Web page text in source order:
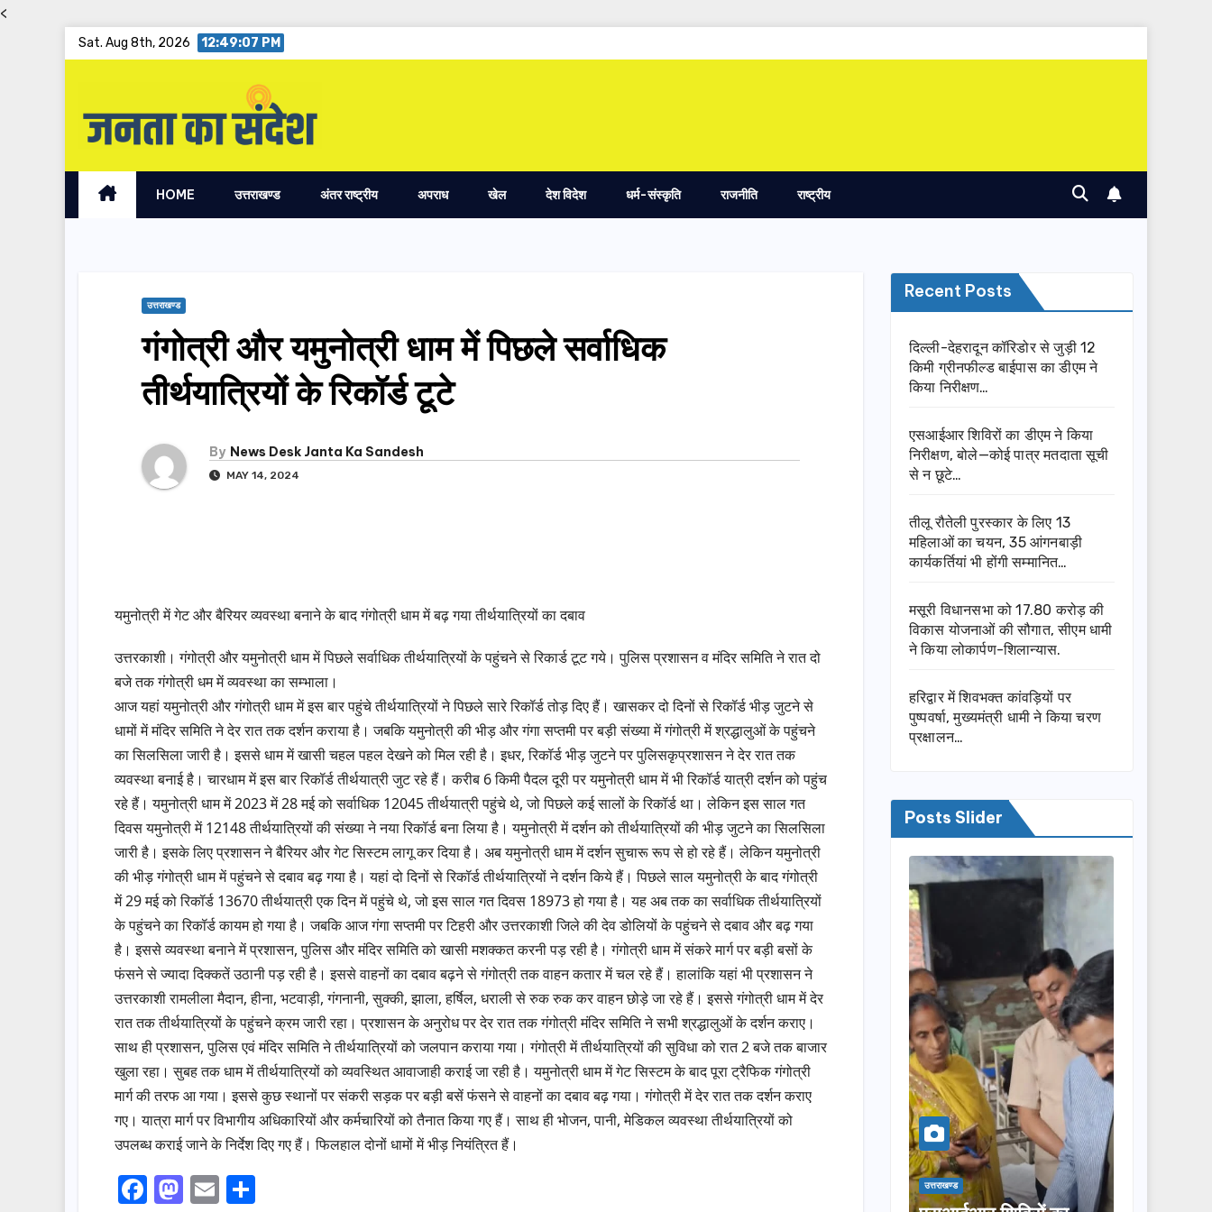
<
Sat. Aug 8th, 2026 12:49:08 PM
HOME उत्तराखण्ड अंतर राष्ट्रीय अपराध खेल देश विदेश धर्म-संस्कृति राजनीति राष्ट्रीय
उत्तराखण्ड
गंगोत्री और यमुनोत्री धाम में पिछले सर्वाधिक
तीर्थयात्रियों के रिकॉर्ड टूटे
By News Desk Janta Ka Sandesh
MAY 14, 2024
यमुनोत्री में गेट और बैरियर व्यवस्था बनाने के बाद गंगोत्री धाम में बढ़ गया तीर्थयात्रियों का दबाव
उत्तरकाशी। गंगोत्री और यमुनोत्री धाम में पिछले सर्वाधिक तीर्थयात्रियों के पहुंचने से रिकार्ड टूट गये। पुलिस प्रशासन व मंदिर समिति ने रात दो
बजे तक गंगोत्री धम में व्यवस्था का सम्भाला।
आज यहां यमुनोत्री और गंगोत्री धाम में इस बार पहुंचे तीर्थयात्रियों ने पिछले सारे रिकॉर्ड तोड़ दिए हैं। खासकर दो दिनों से रिकॉर्ड भीड़ जुटने से
धामों में मंदिर समिति ने देर रात तक दर्शन कराया है। जबकि यमुनोत्री की भीड़ और गंगा सप्तमी पर बड़ी संख्या में गंगोत्री में श्रद्धालुओं के पहुंचने
का सिलसिला जारी है। इससे धाम में खासी चहल पहल देखने को मिल रही है। इधर, रिकॉर्ड भीड़ जुटने पर पुलिसकृप्रशासन ने देर रात तक
व्यवस्था बनाई है। चारधाम में इस बार रिकॉर्ड तीर्थयात्री जुट रहे हैं। करीब 6 किमी पैदल दूरी पर यमुनोत्री धाम में भी रिकॉर्ड यात्री दर्शन को पहुंच
रहे हैं। यमुनोत्री धाम में 2023 में 28 मई को सर्वाधिक 12045 तीर्थयात्री पहुंचे थे, जो पिछले कई सालों के रिकॉर्ड था। लेकिन इस साल गत
दिवस यमुनोत्री में 12148 तीर्थयात्रियों की संख्या ने नया रिकॉर्ड बना लिया है। यमुनोत्री में दर्शन को तीर्थयात्रियों की भीड़ जुटने का सिलसिला
जारी है। इसके लिए प्रशासन ने बैरियर और गेट सिस्टम लागू कर दिया है। अब यमुनोत्री धाम में दर्शन सुचारू रूप से हो रहे हैं। लेकिन यमुनोत्री
की भीड़ गंगोत्री धाम में पहुंचने से दबाव बढ़ गया है। यहां दो दिनों से रिकॉर्ड तीर्थयात्रियों ने दर्शन किये हैं। पिछले साल यमुनोत्री के बाद गंगोत्री
में 29 मई को रिकॉर्ड 13670 तीर्थयात्री एक दिन में पहुंचे थे, जो इस साल गत दिवस 18973 हो गया है। यह अब तक का सर्वाधिक तीर्थयात्रियों
के पहुंचने का रिकॉर्ड कायम हो गया है। जबकि आज गंगा सप्तमी पर टिहरी और उत्तरकाशी जिले की देव डोलियों के पहुंचने से दबाव और बढ़ गया
है। इससे व्यवस्था बनाने में प्रशासन, पुलिस और मंदिर समिति को खासी मशक्कत करनी पड़ रही है। गंगोत्री धाम में संकरे मार्ग पर बड़ी बसों के
फंसने से ज्यादा दिक्कतें उठानी पड़ रही है। इससे वाहनों का दबाव बढ़ने से गंगोत्री तक वाहन कतार में चल रहे हैं। हालांकि यहां भी प्रशासन ने
उत्तरकाशी रामलीला मैदान, हीना, भटवाड़ी, गंगनानी, सुक्की, झाला, हर्षिल, धराली से रुक रुक कर वाहन छोड़े जा रहे हैं। इससे गंगोत्री धाम में देर
रात तक तीर्थयात्रियों के पहुंचने क्रम जारी रहा। प्रशासन के अनुरोध पर देर रात तक गंगोत्री मंदिर समिति ने सभी श्रद्धालुओं के दर्शन कराए।
साथ ही प्रशासन, पुलिस एवं मंदिर समिति ने तीर्थयात्रियों को जलपान कराया गया। गंगोत्री में तीर्थयात्रियों की सुविधा को रात 2 बजे तक बाजार
खुला रहा। सुबह तक धाम में तीर्थयात्रियों को व्यवस्थित आवाजाही कराई जा रही है। यमुनोत्री धाम में गेट सिस्टम के बाद पूरा ट्रैफिक गंगोत्री
मार्ग की तरफ आ गया। इससे कुछ स्थानों पर संकरी सड़क पर बड़ी बसें फंसने से वाहनों का दबाव बढ़ गया। गंगोत्री में देर रात तक दर्शन कराए
गए। यात्रा मार्ग पर विभागीय अधिकारियों और कर्मचारियों को तैनात किया गए हैं। साथ ही भोजन, पानी, मेडिकल व्यवस्था तीर्थयात्रियों को
उपलब्ध कराई जाने के निर्देश दिए गए हैं। फिलहाल दोनों धामों में भीड़ नियंत्रित हैं।
F
M E
Recent Posts
दिल्ली-देहरादून कॉरिडोर से जुड़ी 12
किमी ग्रीनफील्ड बाईपास का डीएम ने
किया निरीक्षण…
एसआईआर शिविरों का डीएम ने किया
निरीक्षण, बोले—कोई पात्र मतदाता सूची
से न छूटे…
तीलू रौतेली पुरस्कार के लिए 13
महिलाओं का चयन, 35 आंगनबाड़ी
कार्यकर्तियां भी होंगी सम्मानित…
मसूरी विधानसभा को 17.80 करोड़ की
विकास योजनाओं की सौगात, सीएम धामी
ने किया लोकार्पण-शिलान्यास.
हरिद्वार में शिवभक्त कांवड़ियों पर
पुष्पवर्षा, मुख्यमंत्री धामी ने किया चरण
प्रक्षालन…
Posts Slider
उत्तराखण्ड